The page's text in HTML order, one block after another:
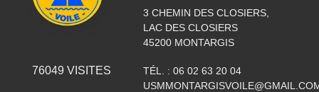
76049 VISITES
3 CHEMIN DES CLOSIERS,
LAC DES CLOSIERS
45200 MONTARGIS
TÉL. : 06 02 63 20 04